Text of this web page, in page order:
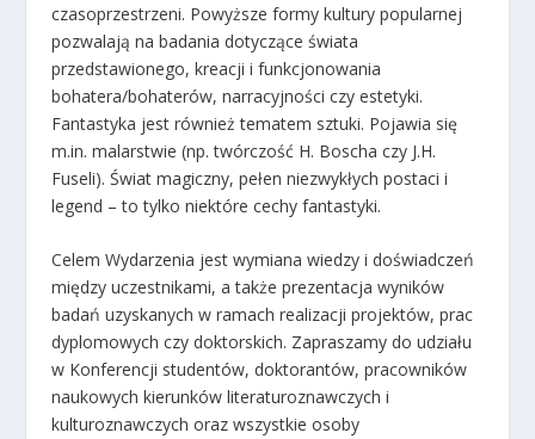
czasoprzestrzeni. Powyższe formy kultury popularnej
pozwalają na badania dotyczące świata
przedstawionego, kreacji i funkcjonowania
bohatera/bohaterów, narracyjności czy estetyki.
Fantastyka jest również tematem sztuki. Pojawia się
m.in. malarstwie (np. twórczość H. Boscha czy J.H.
Fuseli). Świat magiczny, pełen niezwykłych postaci i
legend – to tylko niektóre cechy fantastyki.
Celem Wydarzenia jest wymiana wiedzy i doświadczeń
między uczestnikami, a także prezentacja wyników
badań uzyskanych w ramach realizacji projektów, prac
dyplomowych czy doktorskich. Zapraszamy do udziału
w Konferencji studentów, doktorantów, pracowników
naukowych kierunków literaturoznawczych i
kulturoznawczych oraz wszystkie osoby